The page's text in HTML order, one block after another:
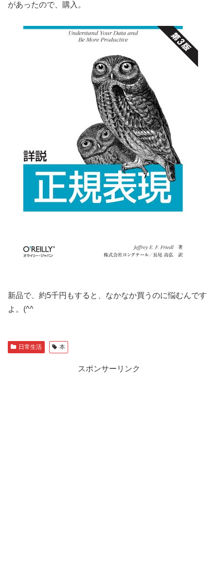
があったので、購入。
新品で、約5千円もすると、なかなか買うのに悩むんです
よ。(^^ゞ
日常生活 本
スポンサーリンク